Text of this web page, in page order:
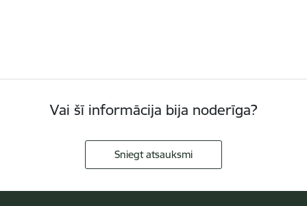
Vai šī informācija bija noderīga?
Sniegt atsauksmi